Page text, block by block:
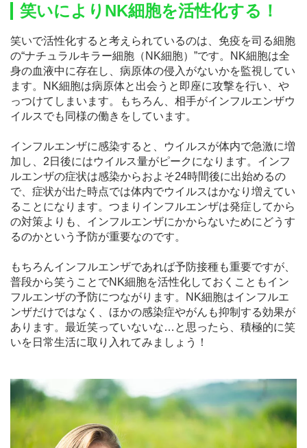
笑いによりNK細胞を活性化する！
笑いで活性化すると考えられているのは、免疫を司る細胞
の“ナチュラルキラー細胞（NK細胞）”です。NK細胞は全
身の血液中に存在し、病原体の侵入がないかを監視してい
ます。NK細胞は病原体と出会うと即座に攻撃を行い、や
っつけてしまいます。もちろん、相手がインフルエンザウ
イルスでも同様の働きをしています。
インフルエンザに感染すると、ウイルスが体内で急激に増
加し、2日後にはウイルス量がピークになります。インフ
ルエンザの症状は感染からおよそ24時間後に出始めるの
で、症状が出た時点では体内でウイルスはかなり増えてい
ることになります。つまりインフルエンザは発症してから
の対策よりも、インフルエンザにかからないためにどうす
るのかという予防が重要なのです。
もちろんインフルエンザであれば予防接種も重要ですが、
普段から笑うことでNK細胞を活性化しておくこともイン
フルエンザの予防につながります。NK細胞はインフルエ
ンザだけではなく、ほかの感染症やがんも抑制する効果が
あります。最近笑っていないな…と思ったら、積極的に笑
いを日常生活に取り入れてみましょう！